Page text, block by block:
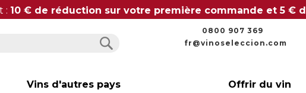
: 10 € de réduction sur votre première commande et 5 €
0800 907 369
fr@vinoseleccion.com
Vins d'autres pays Offrir du vin